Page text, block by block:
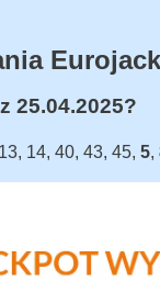
25.04.2025?
13, 14, 40, 43, 45, 5,